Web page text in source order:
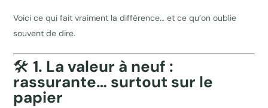
Voici ce qui fait vraiment la différence… et ce qu’on oublie
souvent de dire.
🛠️1. La valeur à neuf :
rassurante… surtout sur le
papier